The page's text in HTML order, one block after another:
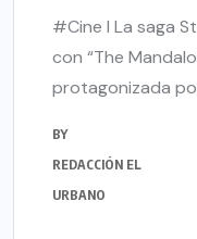
#Cine l La saga
con “The
protagonizada
BY
REDACCIÓN EL
URBANO